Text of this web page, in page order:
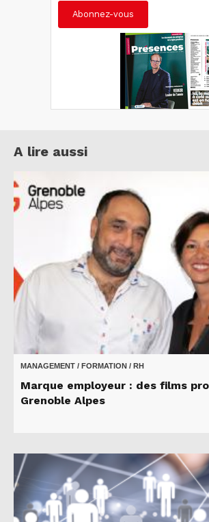
Abonnez-vous
A lire aussi
MANAGEMENT / FORMATION / RH
Marque employeur : des films
Grenoble Alpes